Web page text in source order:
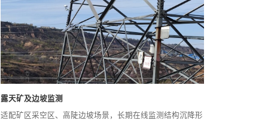
露天矿及边坡监测
适配矿区采空区、高陡边坡场景，长期在线监测结构沉降形